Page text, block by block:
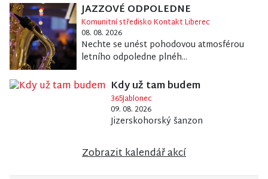
JAZZOVÉ ODPOLEDNE
Komunitní středisko Kontakt Liberec
08. 08. 2026
Nechte se unést pohodovou atmosférou
letního odpoledne plnéh...
Kdy už tam budem
365Jablonec
09. 08. 2026
Jizerskohorský šanzon
Zobrazit kalendář akcí